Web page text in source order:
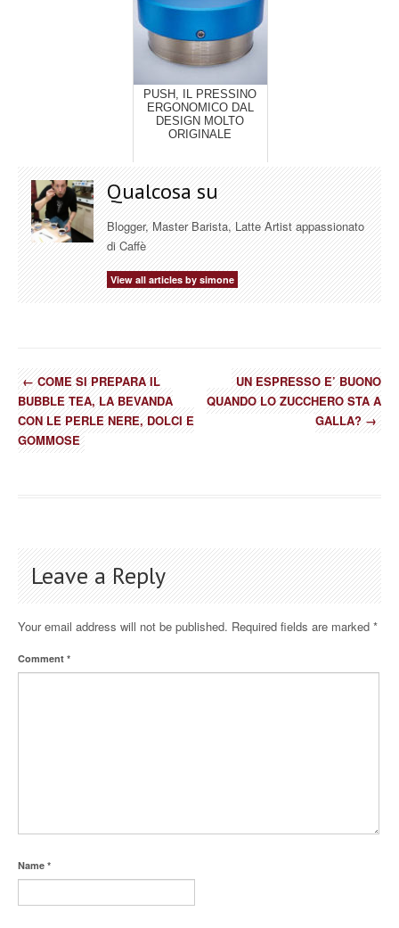
PUSH, IL PRESSINO
ERGONOMICO DAL
DESIGN MOLTO
ORIGINALE
Qualcosa su
Blogger, Master Barista, Latte Artist appassionato
di Caffè
View all articles by simone
←COME SI PREPARA IL
BUBBLE TEA, LA BEVANDA
CON LE PERLE NERE, DOLCI E
GOMMOSE
UN ESPRESSO E’ BUONO
QUANDO LO ZUCCHERO STA A
GALLA?→
Leave a Reply
Your email address will not be published. Required fields are marked *
Comment *
Name *